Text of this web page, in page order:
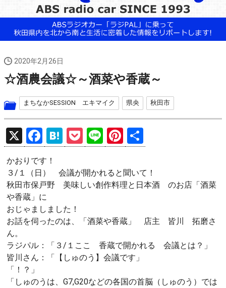
2020年2月26日
☆酒農会議☆～酒菜や香蔵～
まちなかSESSION エキマイク 県央 秋田市
X
F
a
ce
b
o
o
H
at
e
n
P
o
ck
et
Li
n
e
Pi
nt
er
es
有
かおりです！
３/１（日） 会議が開かれると聞いて！
秋田市保戸野 美味しい創作料理と日本酒 のお店「酒菜
や香蔵」に
おじゃましました！
お話を伺ったのは、「酒菜や香蔵」 店主 皆川 拓磨さ
ん。
ラジパル：「３/１ここ 香蔵で開かれる 会議とは？」
皆川さん：「【しゅのう】会議です」
「！？」
「しゅのうは、G7,G20などの各国の首脳（しゅのう）では